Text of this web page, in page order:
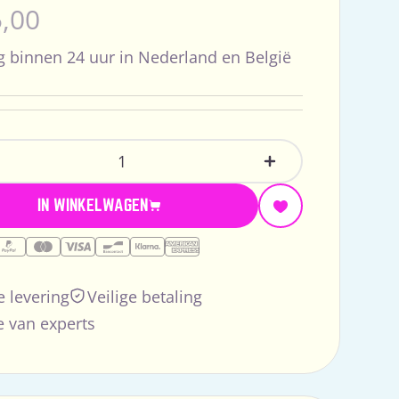
binnen 24 uur in Nederland en België
Verlagen Voor Elm Autostoel - Donkerblauw
Verhoog Het
IN WINKELWAGEN
levering
Veilige betaling
van experts